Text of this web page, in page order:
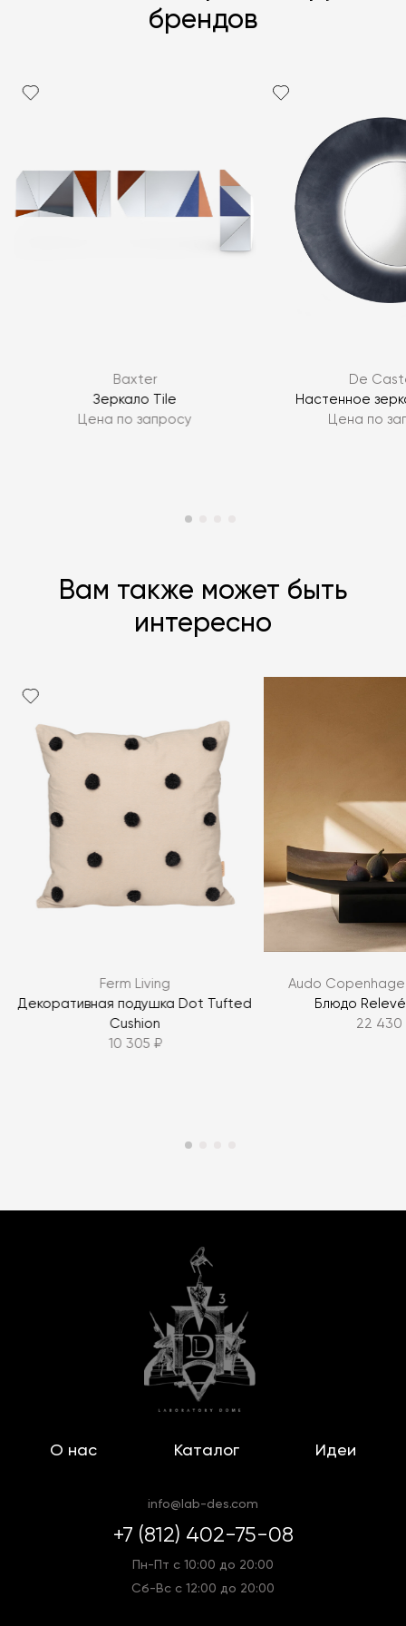
политикой персональных данных
брендов
Baxter
Зеркало Tile
Цена по запросу
De
Настенное
Цена по
Вам также может быть
интересно
Ferm Living
Декоративная подушка Dot Tufted
Cushion
10 305 ₽
Audo
Блюдо
22 430
О нас Каталог Идеи
info@lab-des.com
+7 (812) 402-75-08
Пн-Пт с 10:00 до 20:00
Сб-Вс с 12:00 до 20:00